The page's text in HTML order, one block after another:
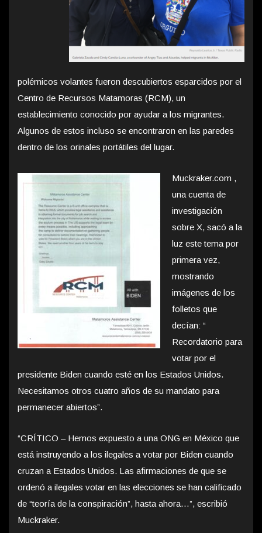
polémicos volantes fueron descubiertos esparcidos por el
Centro de Recursos Matamoras (RCM), un
establecimiento conocido por ayudar a los migrantes.
Algunos de estos incluso se encontraron en las paredes
dentro de los orinales portátiles del lugar.
Muckraker.com ,
una cuenta de
investigación
sobre X, sacó a la
luz este tema por
primera vez,
mostrando
imágenes de los
folletos que
decían: “
Recordatorio para
votar por el
presidente Biden cuando esté en los Estados Unidos.
Necesitamos otros cuatro años de su mandato para
permanecer abiertos”.
“CRÍTICO – Hemos expuesto a una ONG en México que
está instruyendo a los ilegales a votar por Biden cuando
cruzan a Estados Unidos. Las afirmaciones de que se
ordenó a ilegales votar en las elecciones se han calificado
de “teoría de la conspiración”, hasta ahora…”, escribió
Muckraker.